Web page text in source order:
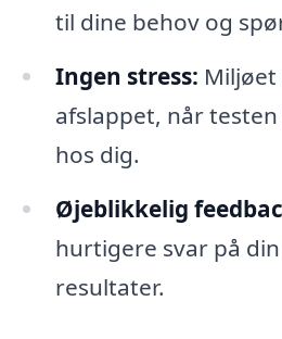
til dine behov og
Ingen stress:
afslappet, når
hos dig.
Øjeblikkelig
hurtigere svar på
resultater.